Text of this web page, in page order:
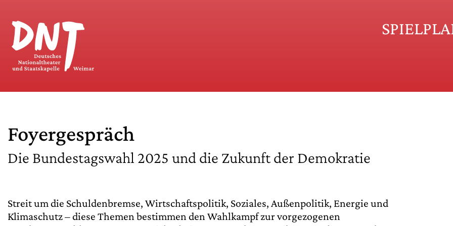
Foyergespräch
Die Bundestagswahl 2025 und die Zukunft der Demokratie
Streit um die Schuldenbremse, Wirtschaftspolitik, Soziales, Außenpolitik, Energie und
Klimaschutz – diese Themen bestimmen den Wahlkampf zur vorgezogenen